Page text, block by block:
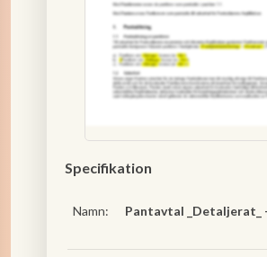
Specifikation
Namn:
Pantavtal _Detaljerat_